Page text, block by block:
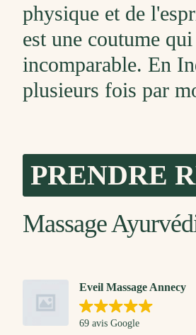
physique et de
est une coutume
incomparable. En
plusieurs fois par
PRENDRE
Massage
Eveil Massage Annecy
69 avis Google
Un très bon moment partagé avec
loulou. Anna nous a d'abord montré